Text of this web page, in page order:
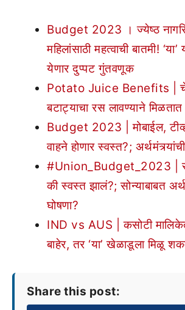
Budget 2023 । ज्येष्ठ
महिलांसाठी महत्वाची बातमी!
येणार दुप्पट गुंतवणूक
Potato Juice Benefits |
बटाट्याचा रस लावण्याने मिळतात
Budget 2023 | मोबाईल,
वाहने होणार स्वस्त?;
#Union_Budget_2023 |
की स्वस्त झालं?; सोन्याबाबत
घोषणा?
IND vs AUS | कसोटी
बाहेर, तर ‘या’ खेळाडूला मिळू
Share this post: